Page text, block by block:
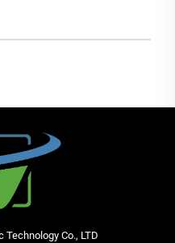
Co., LTD